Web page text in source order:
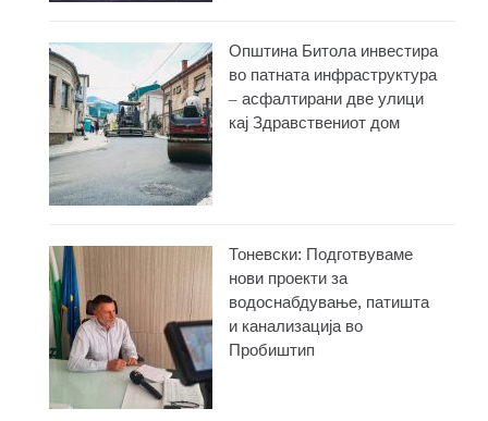
Општина Битола инвестира
во патната инфраструктура
– асфалтирани две улици
кај Здравствениот дом
Тоневски: Подготвуваме
нови проекти за
водоснабдување, патишта
и канализација во
Пробиштип